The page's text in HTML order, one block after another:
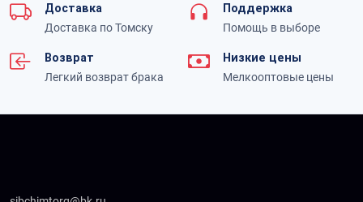
Доставка
Доставка по Томску
Поддержка
Помощь в выборе
Возврат
Легкий возврат брака
Низкие цены
Мелкооптовые цены